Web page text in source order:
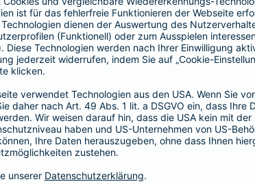
das Kontrastverhältnis zwischen Schrift und
Homepages
die Umsetzung der digitalen Barrierefreiheit auf